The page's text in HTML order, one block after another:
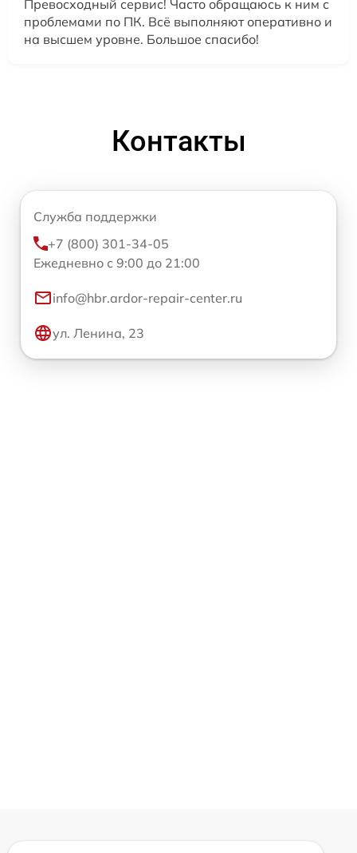
Превосходный сервис! Часто обращаюсь к ним с
проблемами по ПК. Всё выполняют оперативно и
на высшем уровне. Большое спасибо!
Контакты
Служба поддержки
+7 (800) 301-34-05
Ежедневно с 9:00 до 21:00
info@hbr.ardor-repair-center.ru
ул. Ленина, 23